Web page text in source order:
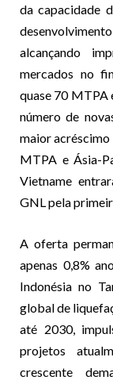
da capacidade
alcançando
mercados no
quase 70 MTPA
número de
maior acréscimo
MTPA e Ásia-
Vietname
GNL pela
A oferta
apenas 0,8%
Indonésia no
global de
até 2030,
projetos
crescente